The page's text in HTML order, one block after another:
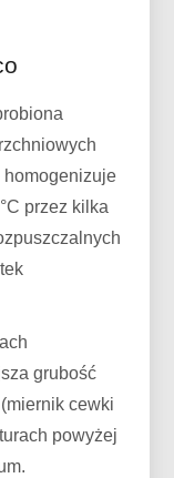
homogenizuje
przez kilka
grubość
(miernik cewki
powyżej